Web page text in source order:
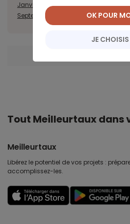
Janvier Février Mars Avril Mai
Septembre
Novembre
Tout Meilleurtaux dans
Meilleurtaux
Libérez le potentiel de vos projets :
accomplissez-les.
JE CHOISIS
OK POUR